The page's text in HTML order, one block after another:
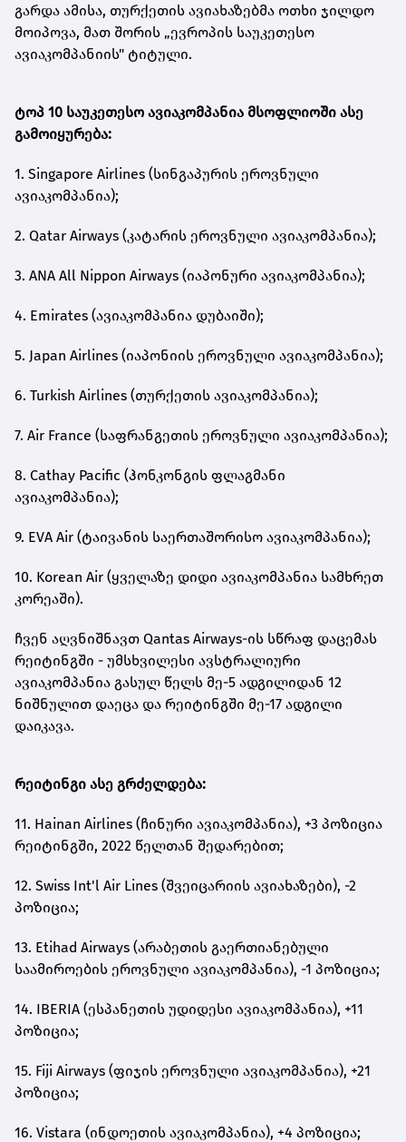
გარდა ამისა, თურქეთის ავიახაზებმა ოთხი ჯილდო
მოიპოვა, მათ შორის „ევროპის საუკეთესო
ავიაკომპანიის" ტიტული.
ტოპ 10 საუკეთესო ავიაკომპანია მსოფლიოში ასე
გამოიყურება:
1. Singapore Airlines (სინგაპურის ეროვნული
ავიაკომპანია);
2. Qatar Airways (კატარის ეროვნული ავიაკომპანია);
3. ANA All Nippon Airways (იაპონური ავიაკომპანია);
4. Emirates (ავიაკომპანია დუბაიში);
5. Japan Airlines (იაპონიის ეროვნული ავიაკომპანია);
6. Turkish Airlines (თურქეთის ავიაკომპანია);
7. Air France (საფრანგეთის ეროვნული ავიაკომპანია);
8. Cathay Pacific (ჰონკონგის ფლაგმანი
ავიაკომპანია);
9. EVA Air (ტაივანის საერთაშორისო ავიაკომპანია);
10. Korean Air (ყველაზე დიდი ავიაკომპანია სამხრეთ
კორეაში).
ჩვენ აღვნიშნავთ Qantas Airways-ის სწრაფ დაცემას
რეიტინგში - უმსხვილესი ავსტრალიური
ავიაკომპანია გასულ წელს მე-5 ადგილიდან 12
ნიშნულით დაეცა და რეიტინგში მე-17 ადგილი
დაიკავა.
რეიტინგი ასე გრძელდება:
11. Hainan Airlines (ჩინური ავიაკომპანია), +3 პოზიცია
რეიტინგში, 2022 წელთან შედარებით;
12. Swiss Int'l Air Lines (შვეიცარიის ავიახაზები), -2
პოზიცია;
13. Etihad Airways (არაბეთის გაერთიანებული
საამიროების ეროვნული ავიაკომპანია), -1 პოზიცია;
14. IBERIA (ესპანეთის უდიდესი ავიაკომპანია), +11
პოზიცია;
15. Fiji Airways (ფიჯის ეროვნული ავიაკომპანია), +21
პოზიცია;
16. Vistara (ინდოეთის ავიაკომპანია), +4 პოზიცია;